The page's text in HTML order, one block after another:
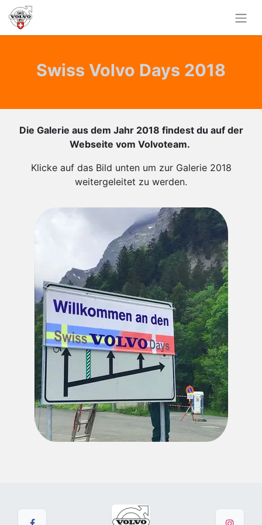
Swiss Volvo Days 2018
Die Galerie aus dem Jahr 2018 findest du auf der
Webseite vom Volvoteam.
Klicke auf das Bild unten um zur Galerie 2018
weitergeleitet zu werden.